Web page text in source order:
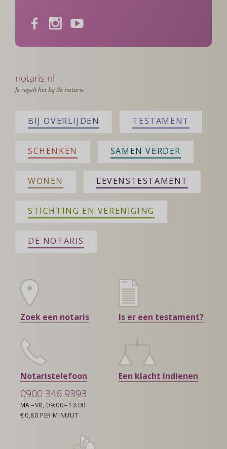
FacebookInstagramYoutube
notaris.nl
Je regelt het bij de notaris
BIJ OVERLIJDEN TESTAMENT
SCHENKEN SAMEN VERDER
WONEN LEVENSTESTAMENT
STICHTING EN VERENIGING
DE NOTARIS
Zoek een notaris Is er een testament?
Notaristelefoon
0900 346 9393
MA – VR, 09:00 – 13:00
€ 0,80 PER MINUUT
Een klacht indienen